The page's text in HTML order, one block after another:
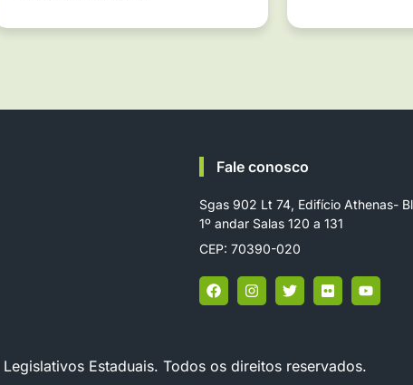
Fale conosco
Sgas 902 Lt 74, Edifício Athenas-
1º andar Salas 120 a 131
CEP: 70390-020
Estaduais. Todos os direitos reservados.